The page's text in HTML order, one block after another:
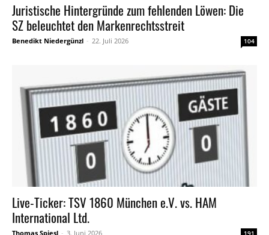
Juristische Hintergründe zum fehlenden Löwen: Die
SZ beleuchtet den Markenrechtsstreit
Benedikt Niedergünzl - 22. Juli 2026 104
Live-Ticker: TSV 1860 München e.V. vs. HAM
International Ltd.
Thomas Spiesl - 3. Juni 2026 191